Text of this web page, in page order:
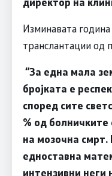
Изминавата
транслантации од
“За една мала
бројката е
според сите
% од болничките
на мозочна смрт.
едноставна
интензивни неги